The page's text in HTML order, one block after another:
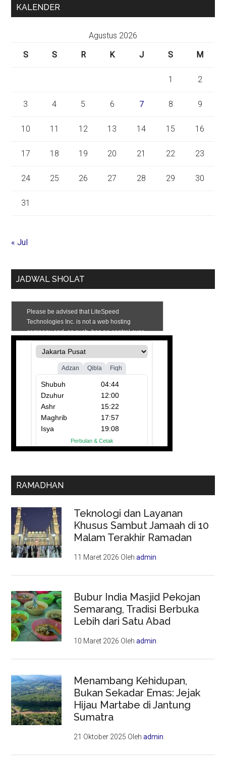
KALENDER
Agustus 2026
S
S R K J S M
1 2
3 4 5 6 7 8 9
10 11 12 13 14 15 16
17 18 19 20 21 22 23
24 25 26 27 28 29 30
31
« Jul
JADWAL SHOLAT
RAMADHAN
Teknologi dan Layanan
Khusus Sambut Jamaah di 10
Malam Terakhir Ramadan
11 Maret 2026 Olehadmin
Bubur India Masjid Pekojan
Semarang, Tradisi Berbuka
Lebih dari Satu Abad
10 Maret 2026 Olehadmin
Menambang Kehidupan,
Bukan Sekadar Emas: Jejak
Hijau Martabe di Jantung
Sumatra
21 Oktober 2025 Olehadmin